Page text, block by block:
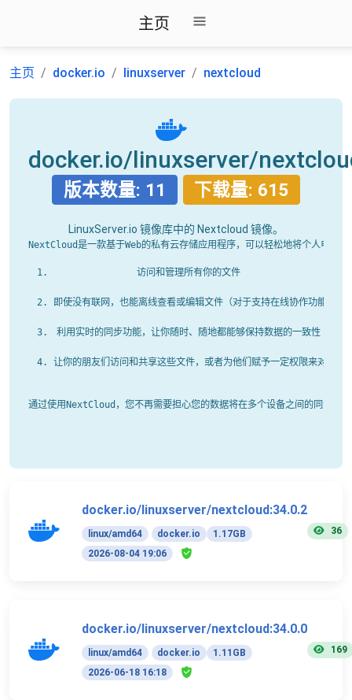
主页
主页 docker.io linuxserver nextcloud
docker.io/linuxserver/
版本数量: 11 下载量: 615
LinuxServer.io 镜像库中的 Nextcloud 镜像。
访问和管理所有你的文件
即使没有联网，也能离线查看或编辑文件（对于支持在线协作功能的应
利用实时的同步功能，让你随时、随地都能够保持数据的一致性
让你的朋友们访问和共享这些文件，或者为他们赋予一定权限来对这些
通过使用NextCloud，您不再需要担心您的数据将在多个设备之间的同步或
docker.io/linuxserver/nextcloud:34.0.2
linux/amd64 docker.io
1.17GB
2026-08-04 19:06
36
docker.io/linuxserver/nextcloud:34.0.0
linux/amd64 docker.io
1.11GB
2026-06-18 16:18
169